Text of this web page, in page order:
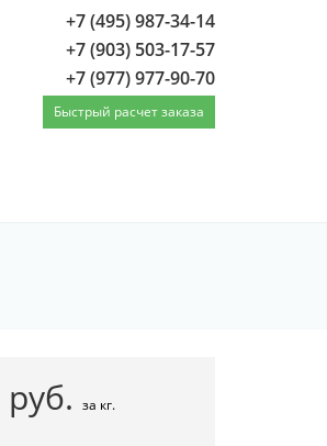
+7 (495) 987-34-14
+7 (903) 503-17-57
+7 (977) 977-90-70
Быстрый расчет заказа
руб. за кг.